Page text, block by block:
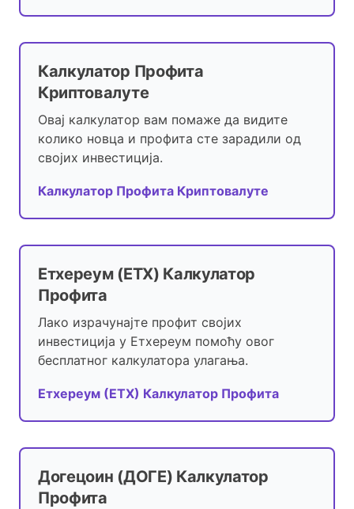
Калкулатор Профита
Криптовалуте
Овај калкулатор вам помаже да видите
колико новца и профита сте зарадили од
својих инвестиција.
Калкулатор Профита Криптовалуте
Етхереум (ЕТХ) Калкулатор
Профита
Лако израчунајте профит својих
инвестиција у Етхереум помоћу овог
бесплатног калкулатора улагања.
Етхереум (ЕТХ) Калкулатор Профита
Догецоин (ДОГЕ) Калкулатор
Профита